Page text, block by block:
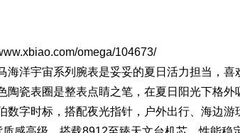
omega/104673/
海洋宇宙系列腕表是妥妥的夏日活力担当，
陶瓷表圈是整表点睛之笔，在夏日阳光下格
数字时标，搭配夜光指针，户外出行、海边